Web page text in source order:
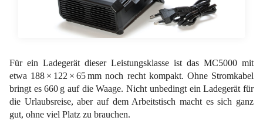
Für ein Ladegerät dieser Leistungsklasse ist das MC5000 mit
etwa 188 × 122 × 65 mm noch recht kompakt. Ohne Stromkabel
bringt es 660 g auf die Waage. Nicht unbedingt ein Ladegerät für
die Urlaubsreise, aber auf dem Arbeitstisch macht es sich ganz
gut, ohne viel Platz zu brauchen.